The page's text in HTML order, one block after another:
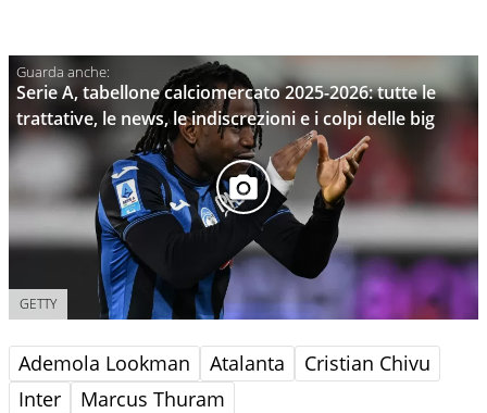
Serie A, tabellone calciomercato 2025-2026: tutte le
trattative, le news, le indiscrezioni e i colpi delle big
GETTY
Ademola Lookman Atalanta
Cristian Chivu
Inter
Marcus Thuram